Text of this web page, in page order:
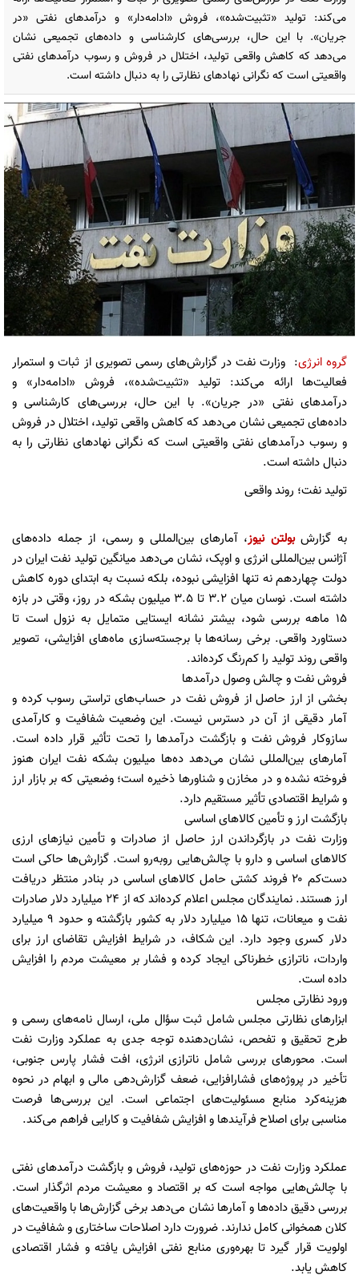
می‌کند: تولید «تثبیت‌شده»، فروش «ادامه‌دار» و درآمدهای نفتی «در
جریان». با این حال، بررسی‌های کارشناسی و داده‌های تجمیعی نشان
می‌دهد که کاهش واقعی تولید، اختلال در فروش و رسوب درآمدهای نفتی
واقعیتی است که نگرانی نهادهای نظارتی را به دنبال داشته است.
گروه انرژی: وزارت نفت در گزارش‌های رسمی تصویری از ثبات و استمرار
فعالیت‌ها ارائه می‌کند: تولید «تثبیت‌شده»، فروش «ادامه‌دار» و
درآمدهای نفتی «در جریان». با این حال، بررسی‌های کارشناسی و
داده‌های تجمیعی نشان می‌دهد که کاهش واقعی تولید، اختلال در فروش
و رسوب درآمدهای نفتی واقعیتی است که نگرانی نهادهای نظارتی را به
دنبال داشته است.
تولید نفت؛ روند واقعی
به گزارشبولتن نیوز، آمارهای بین‌المللی و رسمی، از جمله داده‌های
آژانس بین‌المللی انرژی و اوپک، نشان می‌دهد میانگین تولید نفت ایران در
دولت چهاردهم نه تنها افزایشی نبوده، بلکه نسبت به ابتدای دوره کاهش
داشته است. نوسان میان ۳.۲ تا ۳.۵ میلیون بشکه در روز، وقتی در بازه
۱۵ ماهه بررسی شود، بیشتر نشانه ایستایی متمایل به نزول است تا
دستاورد واقعی. برخی رسانه‌ها با برجسته‌سازی ماه‌های افزایشی، تصویر
واقعی روند تولید را کم‌رنگ کرده‌اند.
فروش نفت و چالش وصول درآمدها
بخشی از ارز حاصل از فروش نفت در حساب‌های تراستی رسوب کرده و
آمار دقیقی از آن در دسترس نیست. این وضعیت شفافیت و کارآمدی
سازوکار فروش نفت و بازگشت درآمدها را تحت تأثیر قرار داده است.
آمارهای بین‌المللی نشان می‌دهد ده‌ها میلیون بشکه نفت ایران هنوز
فروخته نشده و در مخازن و شناورها ذخیره است؛ وضعیتی که بر بازار ارز
و شرایط اقتصادی تأثیر مستقیم دارد.
بازگشت ارز و تأمین کالاهای اساسی
وزارت نفت در بازگرداندن ارز حاصل از صادرات و تأمین نیازهای ارزی
کالاهای اساسی و دارو با چالش‌هایی روبه‌رو است. گزارش‌ها حاکی است
دست‌کم ۲۰ فروند کشتی حامل کالاهای اساسی در بنادر منتظر دریافت
ارز هستند. نمایندگان مجلس اعلام کرده‌اند که از ۲۴ میلیارد دلار صادرات
نفت و میعانات، تنها ۱۵ میلیارد دلار به کشور بازگشته و حدود ۹ میلیارد
دلار کسری وجود دارد. این شکاف، در شرایط افزایش تقاضای ارز برای
واردات، ناترازی خطرناکی ایجاد کرده و فشار بر معیشت مردم را افزایش
داده است.
ورود نظارتی مجلس
ابزارهای نظارتی مجلس شامل ثبت سؤال ملی، ارسال نامه‌های رسمی و
طرح تحقیق و تفحص، نشان‌دهنده توجه جدی به عملکرد وزارت نفت
است. محورهای بررسی شامل ناترازی انرژی، افت فشار پارس جنوبی،
تأخیر در پروژه‌های فشارافزایی، ضعف گزارش‌دهی مالی و ابهام در نحوه
هزینه‌کرد منابع مسئولیت‌های اجتماعی است. این بررسی‌ها فرصت
مناسبی برای اصلاح فرآیندها و افزایش شفافیت و کارایی فراهم می‌کند.
عملکرد وزارت نفت در حوزه‌های تولید، فروش و بازگشت درآمدهای نفتی
با چالش‌هایی مواجه است که بر اقتصاد و معیشت مردم اثرگذار است.
بررسی دقیق داده‌ها و آمارها نشان می‌دهد برخی گزارش‌ها با واقعیت‌های
کلان همخوانی کامل ندارند. ضرورت دارد اصلاحات ساختاری و شفافیت در
اولویت قرار گیرد تا بهره‌وری منابع نفتی افزایش یافته و فشار اقتصادی
کاهش یابد.